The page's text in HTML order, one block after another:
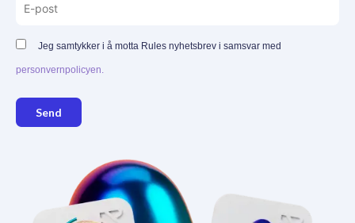
Jeg samtykker i å motta Rules nyhetsbrev i samsvar med
personvernpolicyen.
Send